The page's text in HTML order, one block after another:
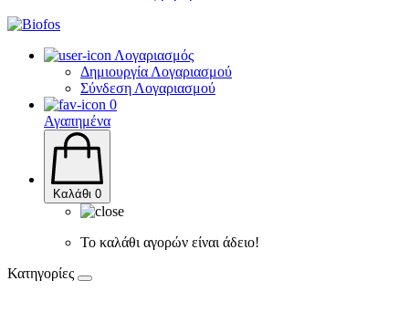
Λογαριασμός
Δημιουργία Λογαριασμού
Σύνδεση Λογαριασμού
0
Αγαπημένα
Καλάθι 0
Το καλάθι αγορών είναι άδειο!
Κατηγορίες